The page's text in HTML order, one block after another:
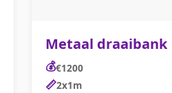
Metaal draaibank
💰€1200
📏2x1m